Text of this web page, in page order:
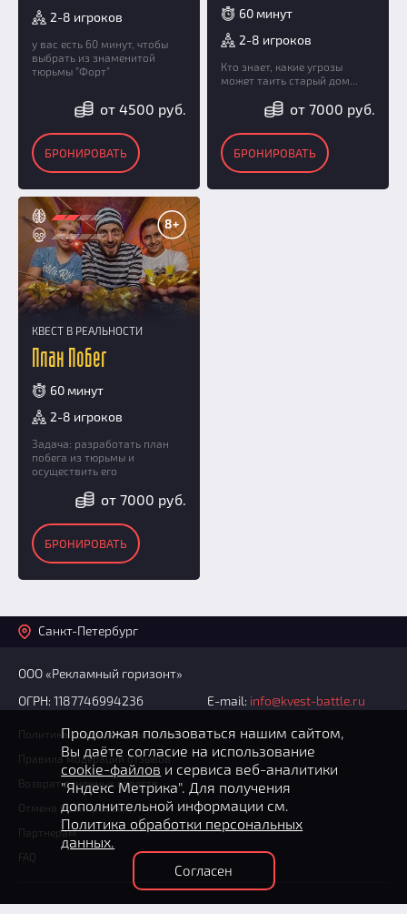
2-8 игроков
у вас есть 60 минут, чтобы
выбрать из знаменитой
тюрьмы "Форт"
от 4500 руб.
БРОНИРОВАТЬ
60 минут
2-8 игроков
Кто знает, какие угрозы
может таить старый дом...
от 7000 руб.
БРОНИРОВАТЬ
8+
КВЕСТ В РЕАЛЬНОСТИ
План Побег
60 минут
2-8 игроков
Задача: разработать план
побега из тюрьмы и
осуществить его
от 7000 руб.
БРОНИРОВАТЬ
Санкт-Петербург
ООО «Рекламный горизонт»
ОГРН: 1187746994236
E-mail: info@kvest-battle.ru
Политика конфиденциальности
Правила модерации отзывов
Возврат денежных средств
Отмена бронирования
Партнерам
FAQ
+7 (812) 602-70-76
Продолжая пользоваться нашим сайтом,
Вы даёте согласие на использование
cookie-файлови сервиса веб-аналитики
"Яндекс Метрика". Для получения
дополнительной информации см.
Политика обработки персональных
данных.
Согласен